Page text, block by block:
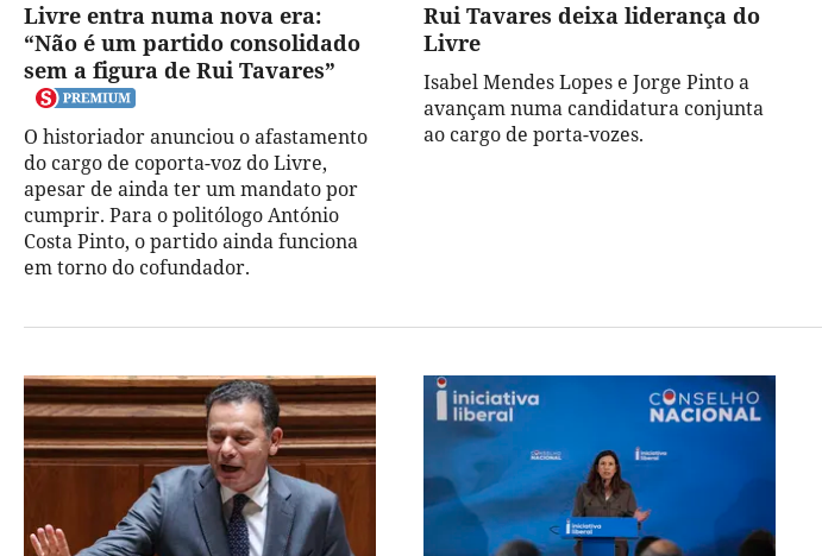
Livre entra numa nova era:
“Não é um partido consolidado
sem a figura de Rui Tavares”
O historiador anunciou o afastamento
do cargo de coporta-voz do Livre,
apesar de ainda ter um mandato por
cumprir. Para o politólogo António
Costa Pinto, o partido ainda funciona
em torno do cofundador.
Rui Tavares deixa liderança do
Livre
Isabel Mendes Lopes e Jorge Pinto a
avançam numa candidatura conjunta
ao cargo de porta-vozes.